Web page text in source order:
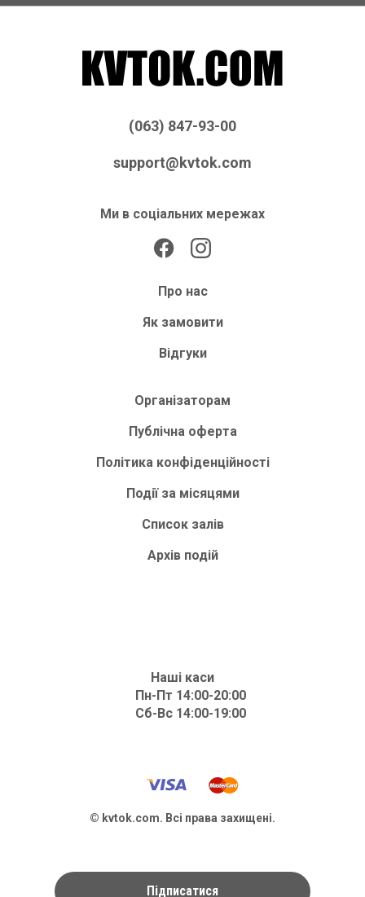
Підписатися
(063) 847-93-00
support@kvtok.com
Ми в соціальних мережах
Про нас
Як замовити
Відгуки
Організаторам
Публічна оферта
Політика конфіденційності
Події за місяцями
Список залів
Архів подій
Наші каси
Пн-Пт 14:00-20:00
Сб-Вс 14:00-19:00
© kvtok.com. Всі права захищені.